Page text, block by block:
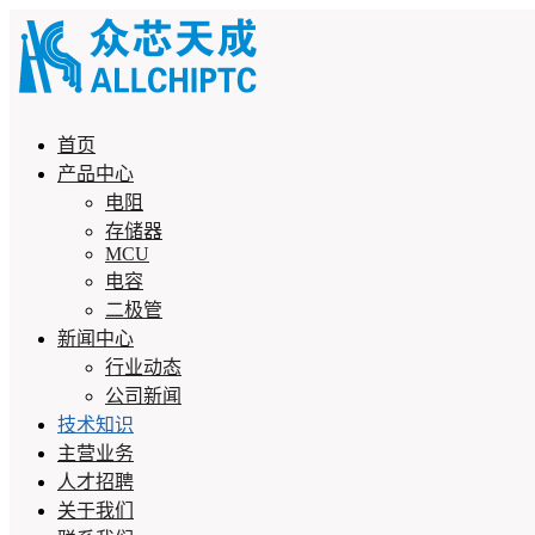
首页
产品中心
电阻
存储器
MCU
电容
二极管
新闻中心
行业动态
公司新闻
技术知识
主营业务
人才招聘
关于我们